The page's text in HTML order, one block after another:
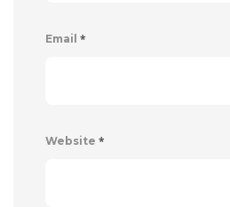
Email *
Website *